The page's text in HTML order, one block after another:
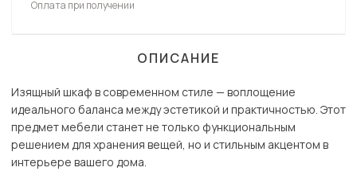
Оплата при получении
ОПИСАНИЕ
Изящный шкаф в современном стиле — воплощение
идеального баланса между эстетикой и практичностью. Этот
предмет мебели станет не только функциональным
решением для хранения вещей, но и стильным акцентом в
интерьере вашего дома.